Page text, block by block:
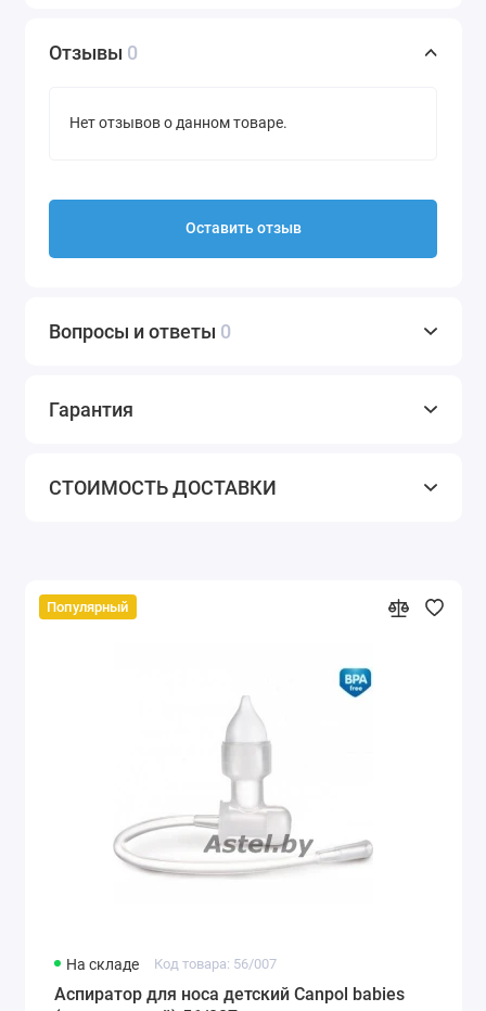
Отзывы 0
Нет отзывов о данном товаре.
Оставить отзыв
Вопросы и ответы 0
Гарантия
СТОИМОСТЬ ДОСТАВКИ
Популярный
На складе Код товара: 56/007
Аспиратор для носа детский Canpol babies